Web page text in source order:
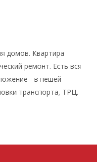
домов. Квартира
ремонт. Есть вся
- в пешей
транспорта, ТРЦ.